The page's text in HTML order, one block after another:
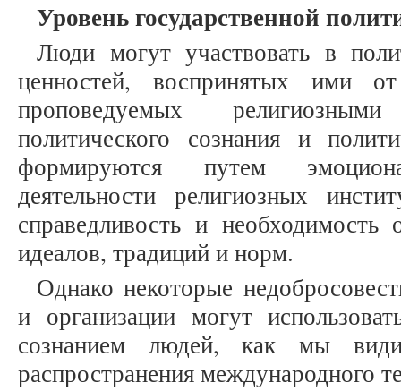
Уровень государственной
Люди могут участвовать в
ценностей, воспринятых ими
проповедуемых
политического сознания и
формируются путем
деятельности религиозных
справедливость и необходимость
идеалов, традиций и норм.
Однако некоторые
и организации могут
сознанием людей, как мы
распространения международного